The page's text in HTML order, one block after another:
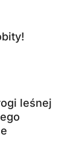
leśnej